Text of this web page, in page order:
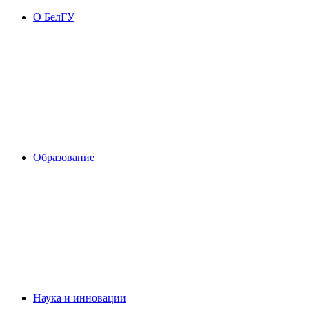
О БелГУ
Образование
Наука и инновации